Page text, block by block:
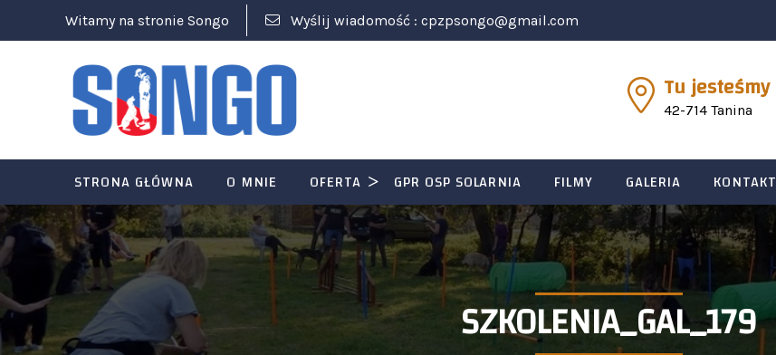
Witamy na stronie Songo Wyślij wiadomość : cpzpsongo@gmail.com
Tu jesteśmy
42-714 Tanina
STRONA GŁÓWNA O MNIE OFERTA GPR OSP SOLARNIA FILMY GALERIA KONTAKT
SZKOLENIA_GAL_179